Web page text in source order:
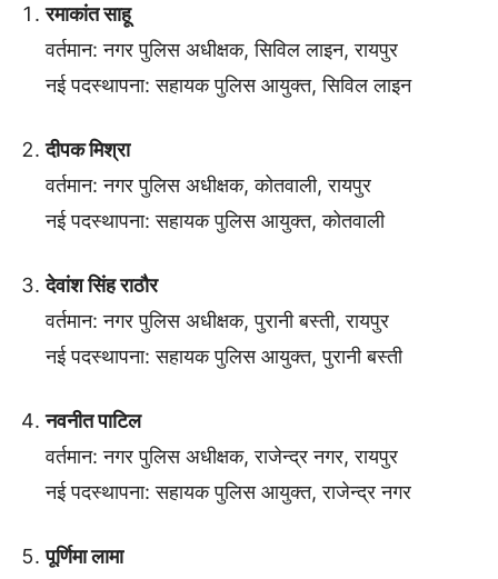
रमाकांत साहू
वर्तमान: नगर पुलिस अधीक्षक, सिविल लाइन, रायपुर
नई पदस्थापना: सहायक पुलिस आयुक्त, सिविल लाइन
दीपक मिश्रा
वर्तमान: नगर पुलिस अधीक्षक, कोतवाली, रायपुर
नई पदस्थापना: सहायक पुलिस आयुक्त, कोतवाली
देवांश सिंह राठौर
वर्तमान: नगर पुलिस अधीक्षक, पुरानी बस्ती, रायपुर
नई पदस्थापना: सहायक पुलिस आयुक्त, पुरानी बस्ती
नवनीत पाटिल
वर्तमान: नगर पुलिस अधीक्षक, राजेन्द्र नगर, रायपुर
नई पदस्थापना: सहायक पुलिस आयुक्त, राजेन्द्र नगर
पूर्णिमा लामा